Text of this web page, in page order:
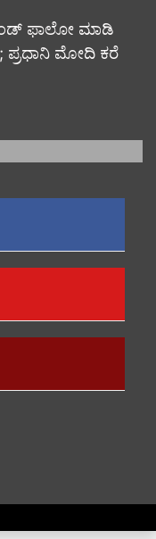
ಫಾಲೋ ಮಾಡಿ
ಪ್ರಧಾನಿ ಮೋದಿ ಕರೆ